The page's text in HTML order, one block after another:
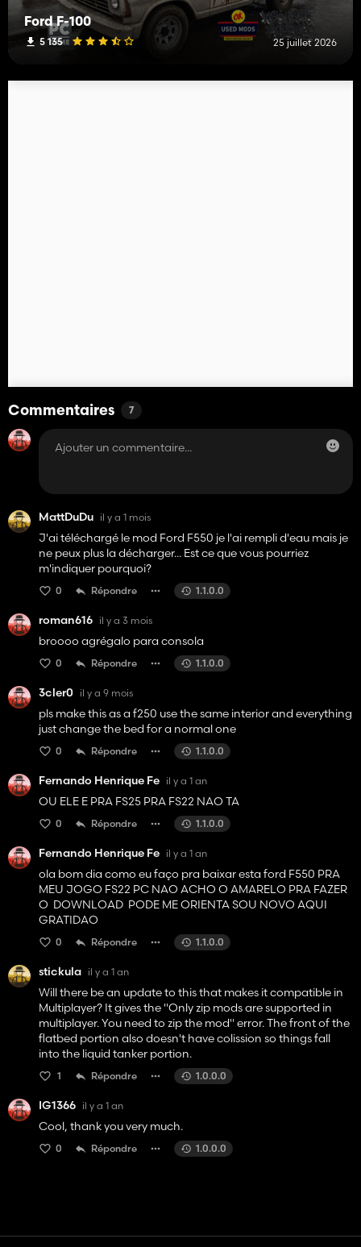
Ford F-100
5 135 25 juillet 2026
Commentaires 7
MattDuDu il y a 1 mois
J'ai téléchargé le mod Ford F550 je l'ai rempli d'eau mais je
ne peux plus la décharger... Est ce que vous pourriez
m'indiquer pourquoi?
0 Répondre 1.1.0.0
roman616 il y a 3 mois
broooo agrégalo para consola
0 Répondre 1.1.0.0
3cler0 il y a 9 mois
pls make this as a f250 use the same interior and everything
just change the bed for a normal one
0 Répondre 1.1.0.0
Fernando Henrique Fe il y a 1 an
OU ELE E PRA FS25 PRA FS22 NAO TA
0 Répondre 1.1.0.0
Fernando Henrique Fe il y a 1 an
ola bom dia como eu faço pra baixar esta ford F550 PRA
MEU JOGO FS22 PC NAO ACHO O AMARELO PRA FAZER
O DOWNLOAD PODE ME ORIENTA SOU NOVO AQUI
GRATIDAO
0 Répondre 1.1.0.0
stickula il y a 1 an
Will there be an update to this that makes it compatible in
Multiplayer? It gives the "Only zip mods are supported in
multiplayer. You need to zip the mod" error. The front of the
flatbed portion also doesn't have colission so things fall
into the liquid tanker portion.
1 Répondre 1.0.0.0
IG1366 il y a 1 an
Cool, thank you very much.
0 Répondre 1.0.0.0